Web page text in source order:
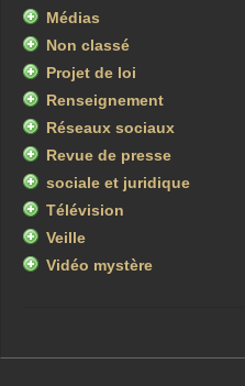
Médias
Non classé
Projet de loi
Renseignement
Réseaux sociaux
Revue de presse
sociale et juridique
Télévision
Veille
Vidéo mystère